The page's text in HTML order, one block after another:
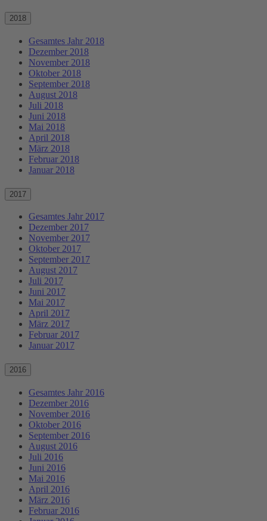
2018
Gesamtes Jahr 2018
Dezember 2018
November 2018
Oktober 2018
September 2018
August 2018
Juli 2018
Juni 2018
Mai 2018
April 2018
März 2018
Februar 2018
Januar 2018
2017
Gesamtes Jahr 2017
Dezember 2017
November 2017
Oktober 2017
September 2017
August 2017
Juli 2017
Juni 2017
Mai 2017
April 2017
März 2017
Februar 2017
Januar 2017
2016
Gesamtes Jahr 2016
Dezember 2016
November 2016
Oktober 2016
September 2016
August 2016
Juli 2016
Juni 2016
Mai 2016
April 2016
März 2016
Februar 2016